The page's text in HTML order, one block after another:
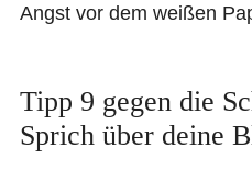
Angst vor dem weißen
Tipp 9 gegen die
Sprich über deine